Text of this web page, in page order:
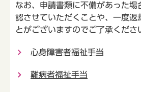
なお、申請書類に不備があった場
認させていただくことや、一度返
とがございますのでご了承くださ
心身障害者福祉手当
難病者福祉手当